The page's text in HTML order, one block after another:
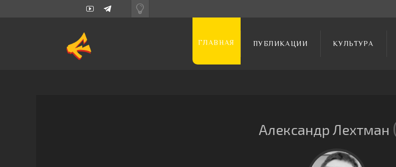
ГЛАВНАЯ ПУБЛИКАЦИИ КУЛЬТУРА
Александр Лехтман